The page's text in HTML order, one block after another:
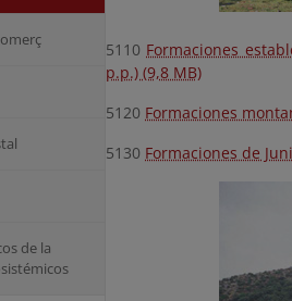
de la
5110 Formaciones
p.p.) (9,8 MB)
5120 Formaciones
5130 Formaciones de